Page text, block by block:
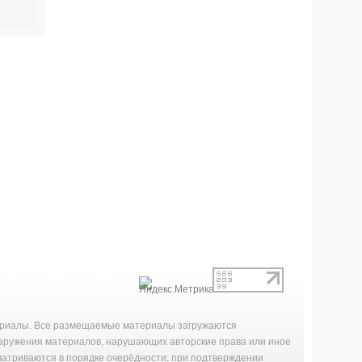
Все размещаемые материалы загружаются
материалов, нарушающих авторские права или иное
в порядке очерёдности; при подтверждении